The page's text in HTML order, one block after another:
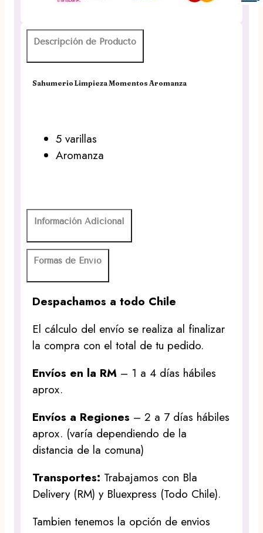
Descripción de Producto
Sahumerio Limpieza Momentos Aromanza
5 varillas
Aromanza
Información Adicional
Formas de Envío
Despachamos a todo Chile
El cálculo del envío se realiza al finalizar
la compra con el total de tu pedido.
Envíos en la RM – 1 a 4 días hábiles
aprox.
Envíos a Regiones – 2 a 7 días hábiles
aprox. (varía dependiendo de la
distancia de la comuna)
Transportes: Trabajamos con Bla
Delivery (RM) y Bluexpress (Todo Chile).
Tambien tenemos la opción de envios